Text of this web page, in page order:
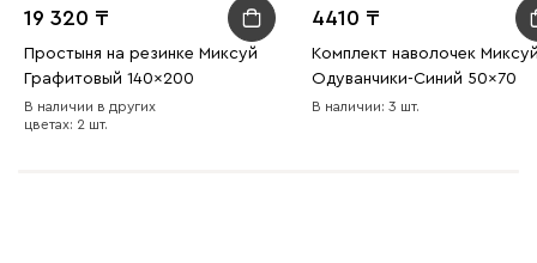
19 320
Простыня на резинке Миксуй
Графитовый 140x200
В наличии в других
цветах: 2 шт.
4410
Комплект наволочек
Одуванчики-Синий 50x70
В наличии: 3 шт.